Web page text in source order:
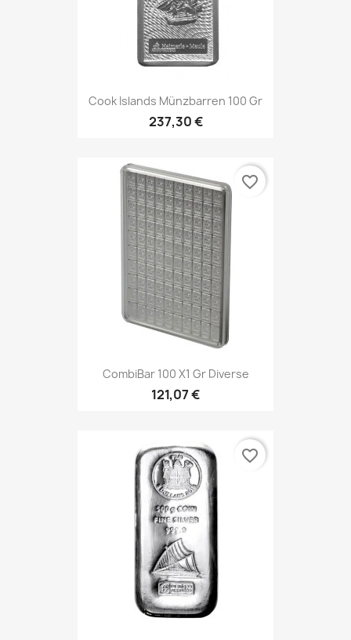
Cook Islands Münzbarren 100 Gr
237,30 €
CombiBar 100 X1 Gr Diverse
121,07 €
favorite_border
favorite_border